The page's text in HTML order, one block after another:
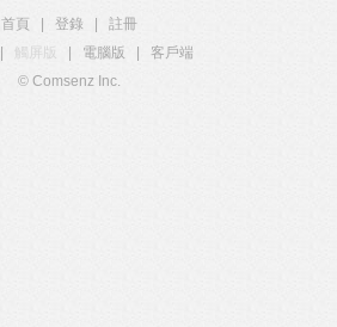
首頁 登錄
註冊
觸屏版 電腦版
客戶端
© Comsenz Inc.